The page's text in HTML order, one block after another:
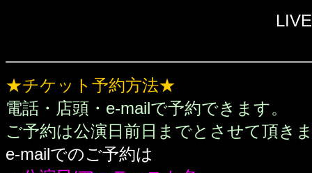
★チケット予約方法★
電話・店頭・e-mailで予約できます。
ご予約は公演日前日までとさせて頂き
e-mailでのご予約は